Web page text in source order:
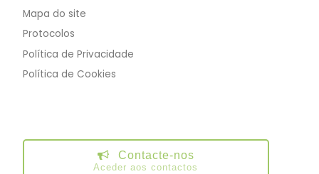
Mapa do site
Protocolos
Política de Privacidade
Política de Cookies
Contacte-nos
Aceder aos contactos